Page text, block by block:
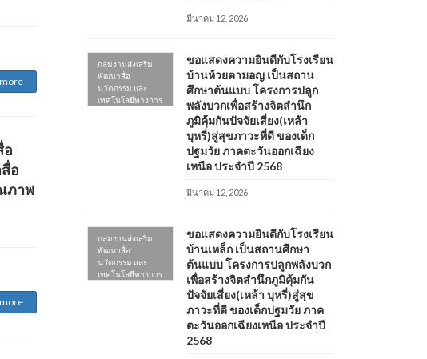
อ
อ
ภาพ
มีนาคม 12, 2026
กลุ่มงานส่งเสริม
พัฒนาสื่อ
นวัตกรรม และ
เทคโนโลยีทางการ
ขอแสดงความยินดีกับโรงเรียน
บ้านห้วยตามอญ เป็นสถาน
ศึกษาต้นแบบ โครงการปลูก
พลังบวกเพื่อสร้างจิตสำนึก
ภูมิคุ้มกันปัจจัยเสี่ยง(เหล้า
บุหรี่)สู่สุขภาวะที่ดี ของเด็ก
ปฐมวัย ภาคตะวันออกเฉียง
เหนือ ประจำปี 2568
มีนาคม 12, 2026
กลุ่มงานส่งเสริม
พัฒนาสื่อ
นวัตกรรม และ
เทคโนโลยีทางการ
ขอแสดงความยินดีกับโรงเรียน
บ้านเหล็ก เป็นสถานศึกษา
ต้นแบบ โครงการปลูกพลังบวก
เพื่อสร้างจิตสำนึกภูมิคุ้มกัน
ปัจจัยเสี่ยง(เหล้า บุหรี่)สู่สุข
ภาวะที่ดี ของเด็กปฐมวัย ภาค
ตะวันออกเฉียงเหนือ ประจำปี
2568